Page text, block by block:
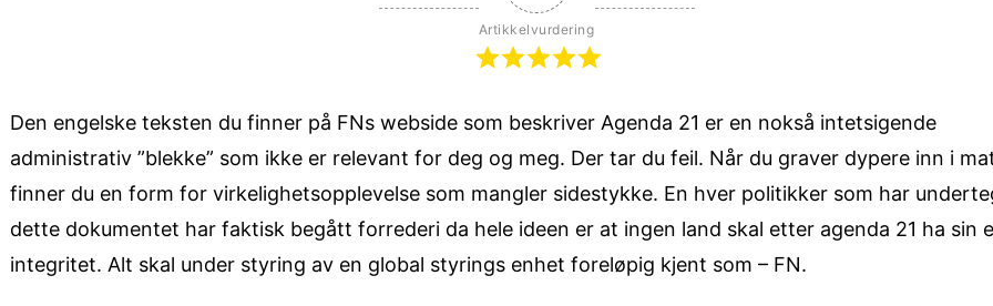
Artikkelvurdering
Den engelske teksten du finner på FNs webside som beskriver Agenda 21 er en nokså intetsigende
administrativ ”blekke” som ikke er relevant for deg og meg. Der tar du feil. Når du graver dypere inn i
finner du en form for virkelighetsopplevelse som mangler sidestykke. En hver politikker som har
dette dokumentet har faktisk begått forrederi da hele ideen er at ingen land skal etter agenda 21 ha sin
integritet. Alt skal under styring av en global styrings enhet foreløpig kjent som – FN.